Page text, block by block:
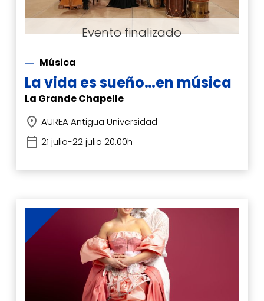
Música
La vida es sueño…en música
La Grande Chapelle
AUREA Antigua Universidad
21 julio-22 julio 20.00h